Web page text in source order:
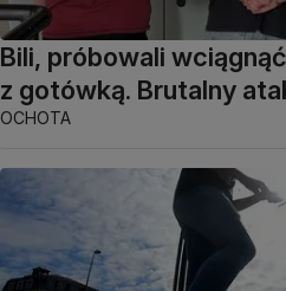
Bili, próbowali
z gotówką. Brutalny
OCHOTA